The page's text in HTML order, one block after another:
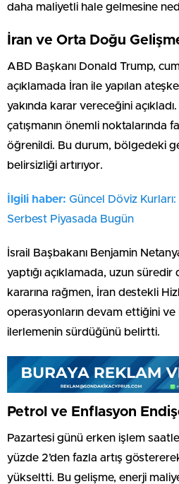
daha maliyetli hale gelmesine
İran ve Orta Doğu
ABD Başkanı Donald Trump,
açıklamada İran ile yapılan
yakında karar vereceğini
çatışmanın önemli noktalarında
öğrenildi. Bu durum, bölgedeki
belirsizliği artırıyor.
İlgili haber: Güncel Döviz
Serbest Piyasada Bugün
İsrail Başbakanı Benjamin
yaptığı açıklamada, uzun
kararına rağmen, İran destekli
operasyonların devam ettiğini ve
ilerlemenin sürdüğünü belirtti.
Petrol ve Enflasyon
Pazartesi günü erken işlem
yüzde 2’den fazla artış
yükseltti. Bu gelişme, enerji